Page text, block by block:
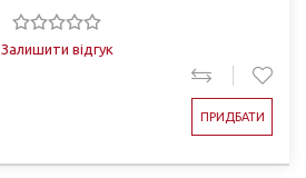
Залишити відгук
ПРИДБАТИ